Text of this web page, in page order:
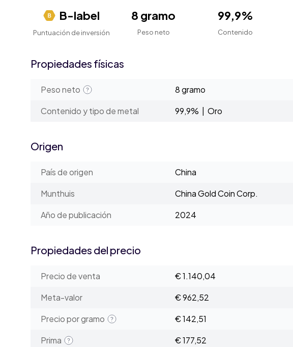
B-label
Puntuación de inversión
8 gramo
Peso neto
99,9%
Contenido
Propiedades físicas
Peso neto
8 gramo
Contenido y tipo de metal
99,9% | Oro
Origen
País de origen
China
Munthuis
China Gold Coin Corp.
Año de publicación
2024
Propiedades del precio
Precio de venta
€ 1.140,04
Meta-valor
€ 962,52
Precio por gramo
€ 142,51
Prima
€ 177,52